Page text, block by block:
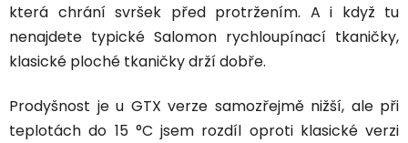
která chrání svršek před protržením. A i když tu
nenajdete typické Salomon rychloupínací tkaničky,
klasické ploché tkaničky drží dobře.
Prodyšnost je u GTX verze samozřejmě nižší, ale při
teplotách do 15 °C jsem rozdíl oproti klasické verzi